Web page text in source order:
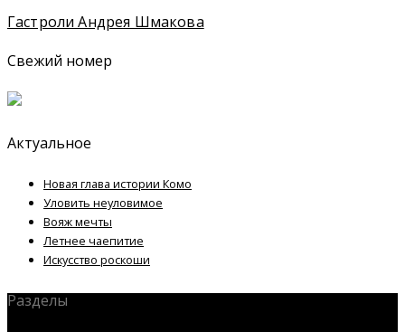
Гастроли Андрея Шмакова
Свежий номер
Актуальное
Новая глава истории Комо
Уловить неуловимое
Вояж мечты
Летнее чаепитие
Искусство роскоши
Разделы